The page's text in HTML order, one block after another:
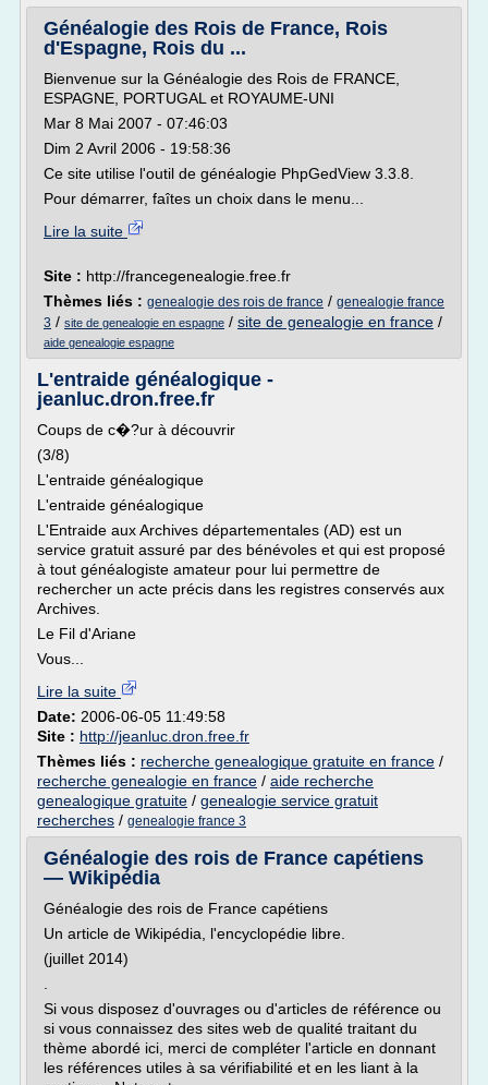
Généalogie des Rois de France, Rois
d'Espagne, Rois du ...
Bienvenue sur la Généalogie des Rois de FRANCE,
ESPAGNE, PORTUGAL et ROYAUME-UNI
Mar 8 Mai 2007 - 07:46:03
Dim 2 Avril 2006 - 19:58:36
Ce site utilise l'outil de généalogie PhpGedView 3.3.8.
Pour démarrer, faîtes un choix dans le menu...
Lire la suite
Site : http://francegenealogie.free.fr
Thèmes liés : genealogie des rois de france / genealogie france
3 / site de genealogie en espagne / site de genealogie en france /
aide genealogie espagne
L'entraide généalogique -
jeanluc.dron.free.fr
Coups de c�?ur à découvrir
(3/8)
L'entraide généalogique
L'entraide généalogique
L'Entraide aux Archives départementales (AD) est un
service gratuit assuré par des bénévoles et qui est proposé
à tout généalogiste amateur pour lui permettre de
rechercher un acte précis dans les registres conservés aux
Archives.
Le Fil d'Ariane
Vous...
Lire la suite
Date: 2006-06-05 11:49:58
Site : http://jeanluc.dron.free.fr
Thèmes liés : recherche genealogique gratuite en france /
recherche genealogie en france / aide recherche
genealogique gratuite / genealogie service gratuit
recherches / genealogie france 3
Généalogie des rois de France capétiens
— Wikipédia
Généalogie des rois de France capétiens
Un article de Wikipédia, l'encyclopédie libre.
(juillet 2014)
Si vous disposez d'ouvrages ou d'articles de référence ou
si vous connaissez des sites web de qualité traitant du
thème abordé ici, merci de compléter l'article en donnant
les références utiles à sa vérifiabilité et en les liant à la